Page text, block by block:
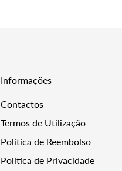
Informações
Contactos
Termos de Utilização
Política de Reembolso
Política de Privacidade